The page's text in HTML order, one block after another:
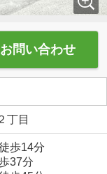
お問い合わせ
丁目
歩14分
37分